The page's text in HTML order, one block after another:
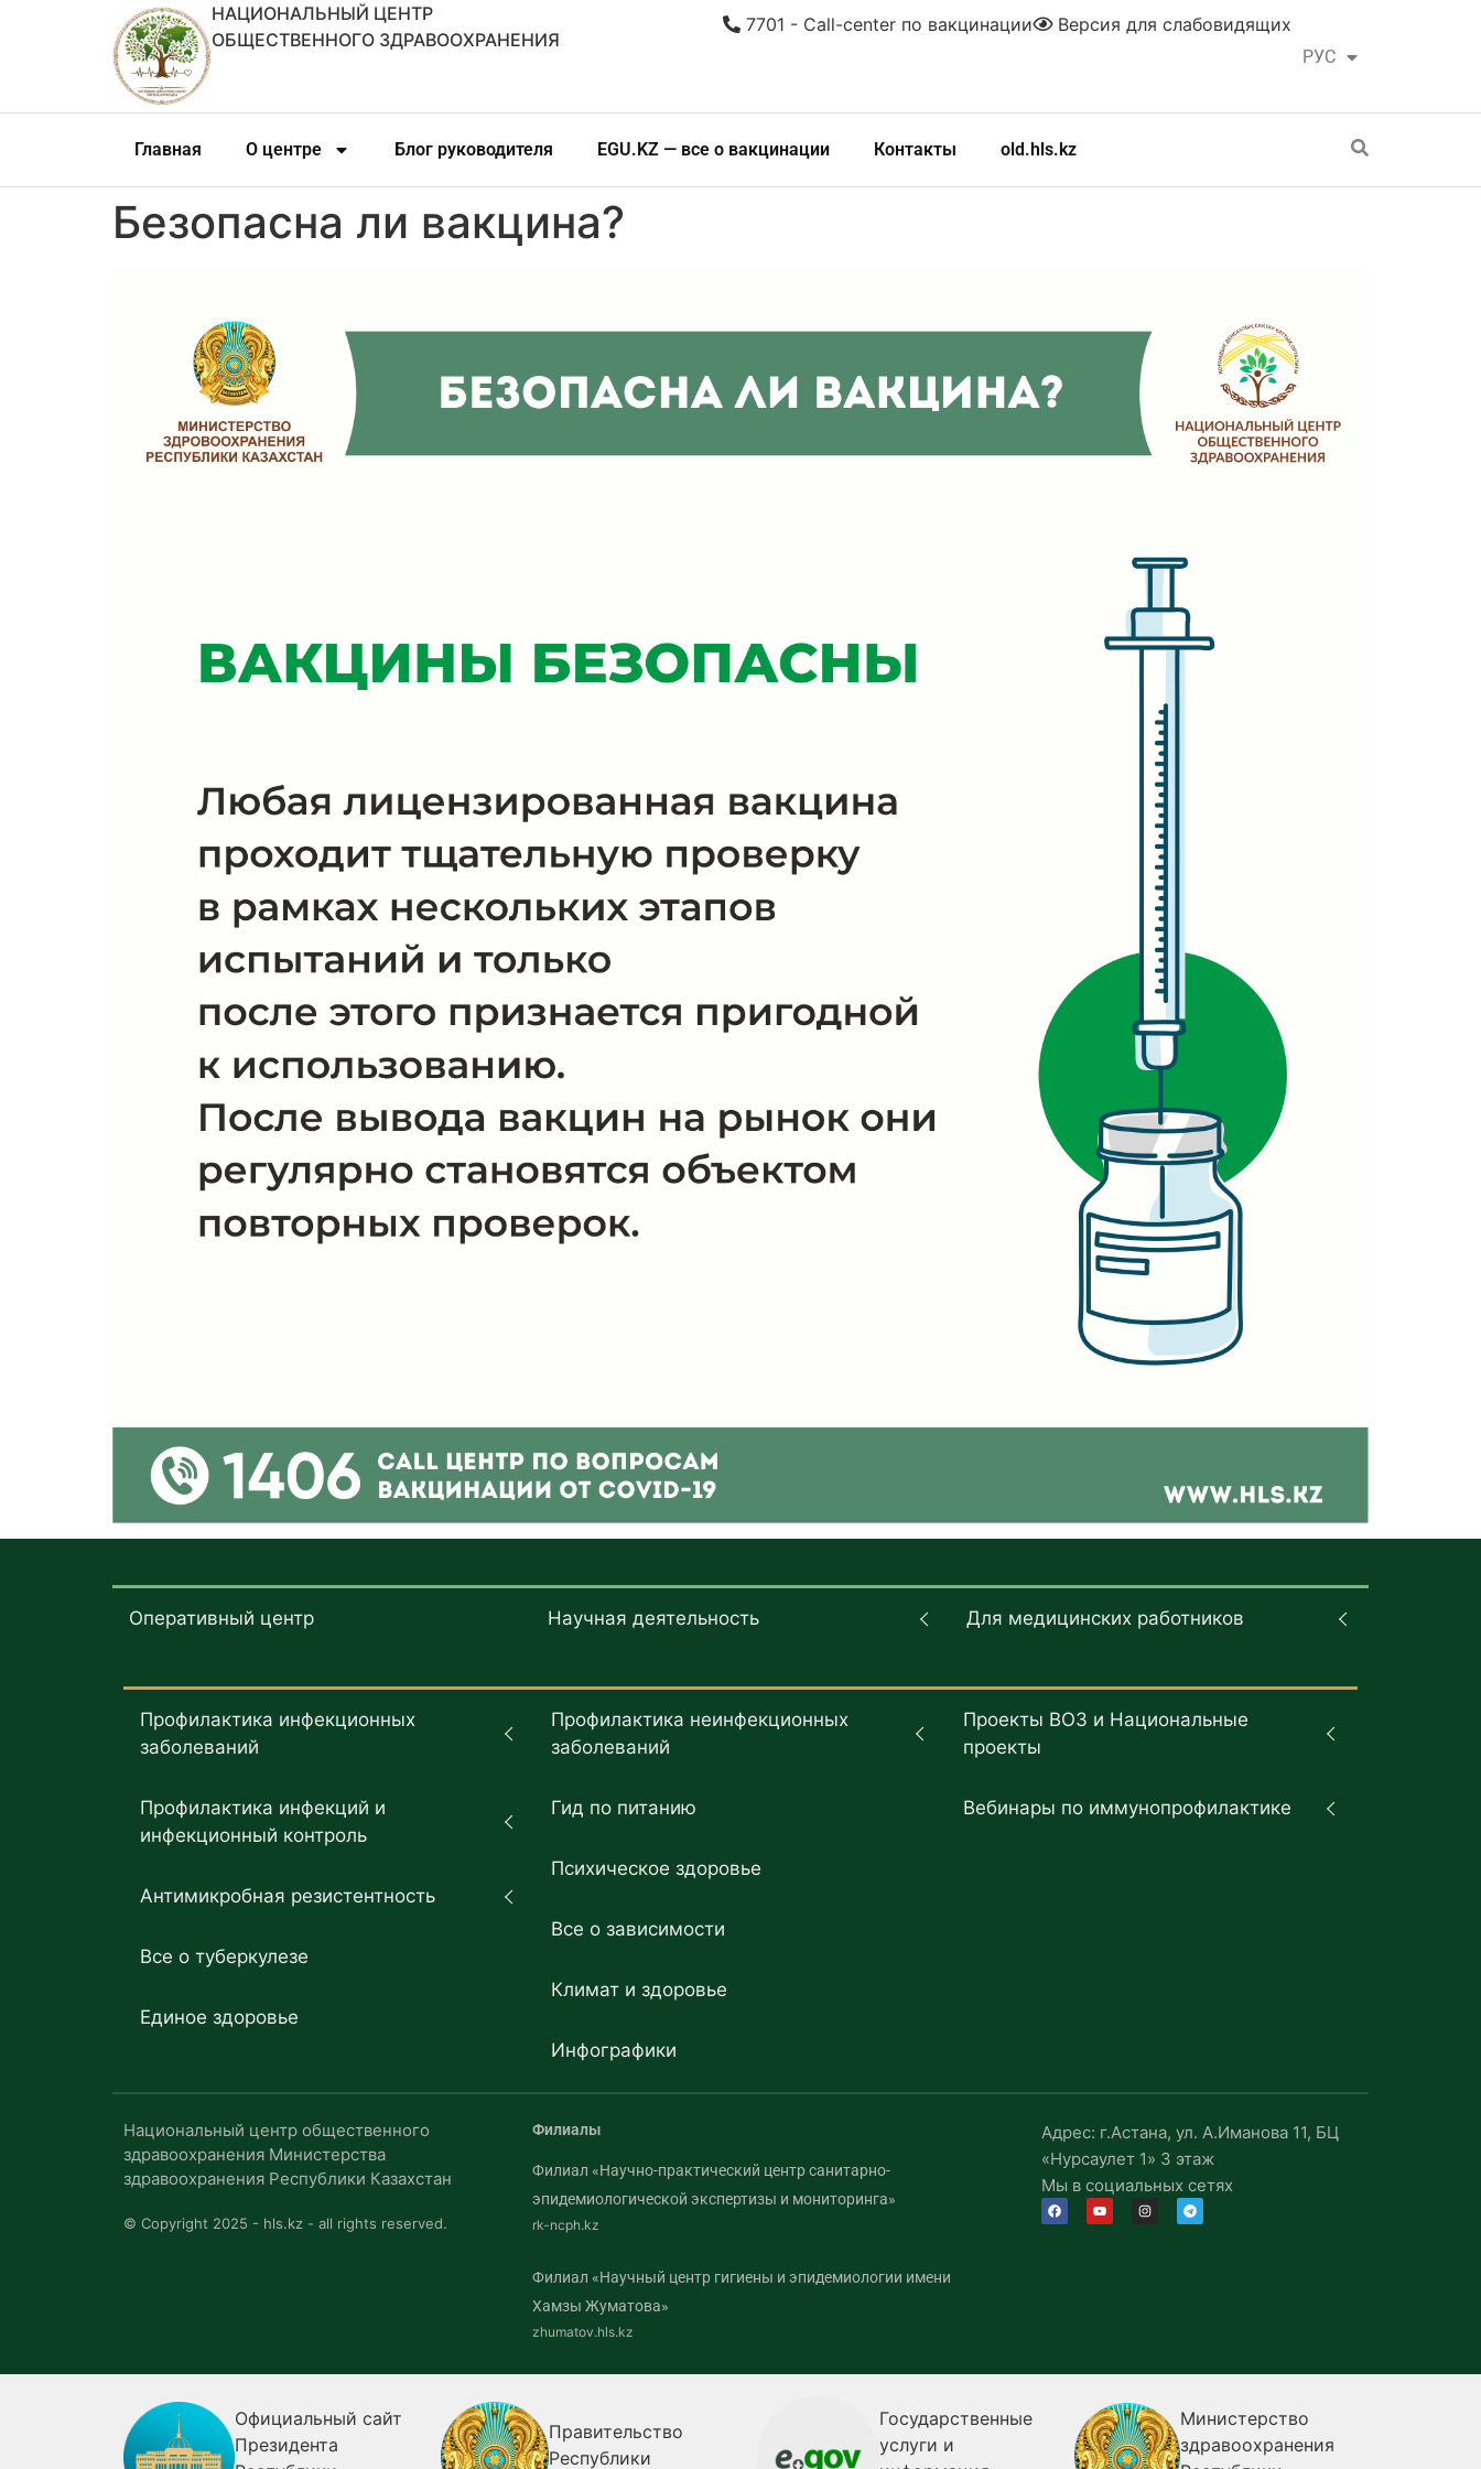
НАЦИОНАЛЬНЫЙ ЦЕНТР
ОБЩЕСТВЕННОГО ЗДРАВООХРАНЕНИЯ
РУС
ҚАЗ
Версия для слабовидящих
7701 - Call-center по вакцинации
Главная О центре Блог руководителя EGU.KZ — все о вакцинации Контакты old.hls.kz
Безопасна ли вакцина?
Оперативный центр Научная деятельность Для медицинских работников
Профилактика инфекционных
заболеваний
Профилактика инфекций и
инфекционный контроль
Антимикробная резистентность
Все о туберкулезе
Единое здоровье
Профилактика неинфекционных
заболеваний
Гид по питанию
Психическое здоровье
Все о зависимости
Климат и здоровье
Инфографики
Проекты ВОЗ и Национальные
проекты
Вебинары по иммунопрофилактике
Национальный центр общественного
здравоохранения Министерства
здравоохранения Республики Казахстан
© Copyright 2025 - hls.kz - all rights reserved.
Филиалы
Филиал «Научно-практический центр санитарно-
эпидемиологической экспертизы и мониторинга»
rk-ncph.kz
Филиал «Научный центр гигиены и эпидемиологии имени
Хамзы Жуматова»
zhumatov.hls.kz
Адрес: г.Астана, ул. А.Иманова 11, БЦ
«Нурсаулет 1» 3 этаж
Мы в социальных сетях
Официальный сайт
Президента
Правительство
Республики
Государственные
услуги и
Министерство
здравоохранения